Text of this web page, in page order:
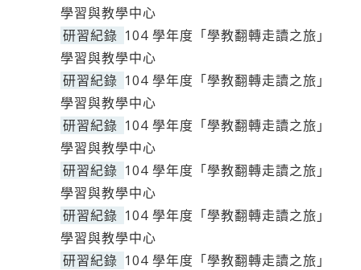
學習與教學中心
研習紀錄 104 學年度「學教翻轉走讀之旅」
學習與教學中心
研習紀錄 104 學年度「學教翻轉走讀之旅」
學習與教學中心
研習紀錄 104 學年度「學教翻轉走讀之旅」
學習與教學中心
研習紀錄 104 學年度「學教翻轉走讀之旅」
學習與教學中心
研習紀錄 104 學年度「學教翻轉走讀之旅」
學習與教學中心
研習紀錄 104 學年度「學教翻轉走讀之旅」